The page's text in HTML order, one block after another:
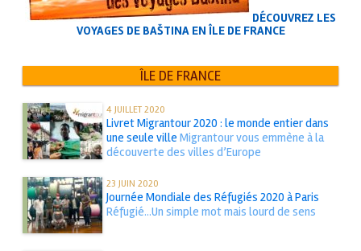
DÉCOUVREZ LES
VOYAGES DE BAŠTINA EN ÎLE DE FRANCE
ÎLE DE FRANCE
4 JUILLET 2020
Livret Migrantour 2020 : le monde entier dans
une seule ville Migrantour vous emmène à la
découverte des villes d’Europe
23 JUIN 2020
Journée Mondiale des Réfugiés 2020 à Paris
Réfugié...Un simple mot mais lourd de sens